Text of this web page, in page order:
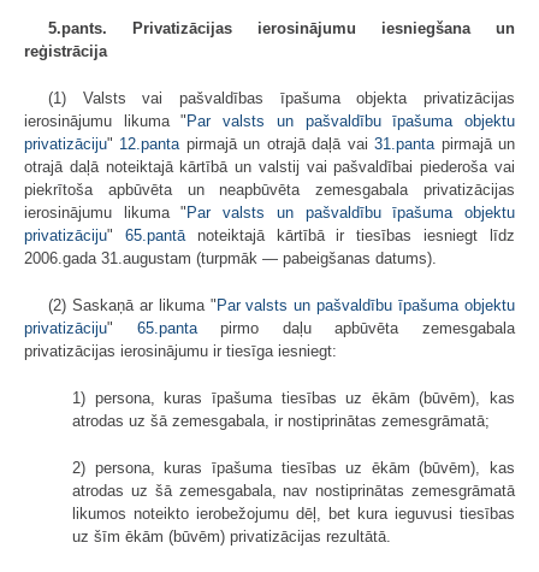
5.pants. Privatizācijas ierosinājumu iesniegšana un
reģistrācija
(1) Valsts vai pašvaldības īpašuma objekta privatizācijas
ierosinājumu likuma " Par valsts un pašvaldību īpašuma objektu
privatizāciju" 12.panta pirmajā un otrajā daļā vai31.panta pirmajā un
otrajā daļā noteiktajā kārtībā un valstij vai pašvaldībai piederoša vai
piekrītoša apbūvēta un neapbūvēta zemesgabala privatizācijas
ierosinājumu likuma " Par valsts un pašvaldību īpašuma objektu
privatizāciju" 65.pantānoteiktajā kārtībā ir tiesības iesniegt līdz
2006.gada 31.augustam (turpmāk — pabeigšanas datums).
(2) Saskaņā ar likuma " Par valsts un pašvaldību īpašuma objektu
privatizāciju" 65.pantapirmo daļu apbūvēta zemesgabala
privatizācijas ierosinājumu ir tiesīga iesniegt:
1) persona, kuras īpašuma tiesības uz ēkām (būvēm), kas
atrodas uz šā zemesgabala, ir nostiprinātas zemesgrāmatā;
2) persona, kuras īpašuma tiesības uz ēkām (būvēm), kas
atrodas uz šā zemesgabala, nav nostiprinātas zemesgrāmatā
likumos noteikto ierobežojumu dēļ, bet kura ieguvusi tiesības
uz šīm ēkām (būvēm) privatizācijas rezultātā.